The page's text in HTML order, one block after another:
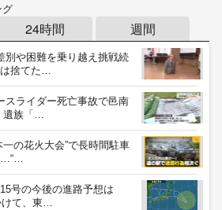
24時間 週間
別や困難を乗り越え挑戦続
捨てた…
スライダー死亡事故で邑南
遺族「…
一の花火大会”で長時間駐車
…“…
15号の今後の進路予想は
けて、東…